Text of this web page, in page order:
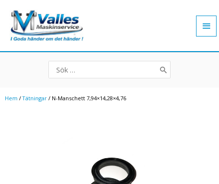
innehåll
Search
for:
Hem /Tätningar / N-Manschett 7,94×14,28×4,76